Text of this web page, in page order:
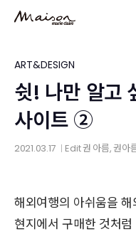
content
ART&DESIGN
쉿! 나만 알고
사이트 ②
2021.03.17 Edit권 아름, 권아
해외여행의 아쉬움을
현지에서 구매한 것처